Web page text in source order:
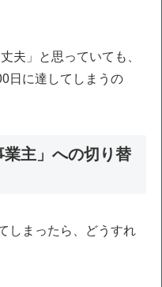
夫」と思っていても、
日に達してしまうの
業主」への切り替
しまったら、どうすれ